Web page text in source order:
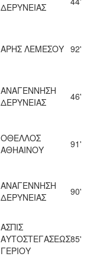
ΔΕΡΥΝΕΙΑΣ
ΑΡΗΣ ΛΕΜΕΣΟΥ 92'
ΑΝΑΓΕΝΝΗΣΗ
ΔΕΡΥΝΕΙΑΣ
46'
ΟΘΕΛΛΟΣ
ΑΘΗΑΙΝΟΥ
91'
ΑΝΑΓΕΝΝΗΣΗ
ΔΕΡΥΝΕΙΑΣ
90'
ΑΣΠΙΣ
ΑΥΤΟΣΤΕΓΑΣΕΩΣ
ΓΕΡΙΟΥ
85'